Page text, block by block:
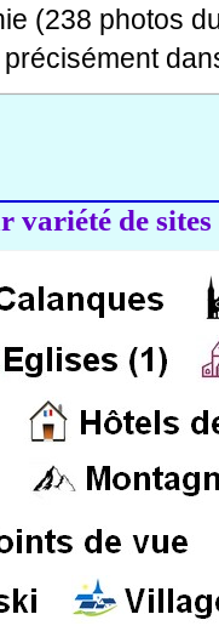
(238 photos
variété de